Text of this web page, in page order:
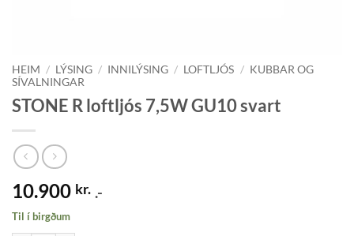
HEIM / LÝSING / INNILÝSING / LOFTLJÓS / KUBBAR OG
SÍVALNINGAR
STONE R loftljós 7,5W GU10 svart
10.900 kr. .-
Til í birgðum